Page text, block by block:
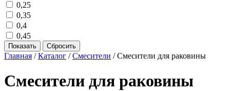
0,25
0,35
0,4
0,45
Главная /Каталог /Смесители /Смесители для раковины
Смесители для раковины